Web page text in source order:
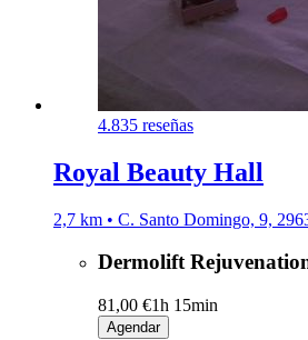
4.835 reseñas
Royal Beauty Hall
2,7 km • C. Santo Domingo, 9,
Dermolift
81,00 €1h 15min
Agendar